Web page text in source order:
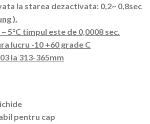
la starea dezactivata: 0,2~ 0,8sec
).
5°C timpul este de 0,0008 sec.
lucru -10 +60 grade C
la 313-365mm
pentru cap